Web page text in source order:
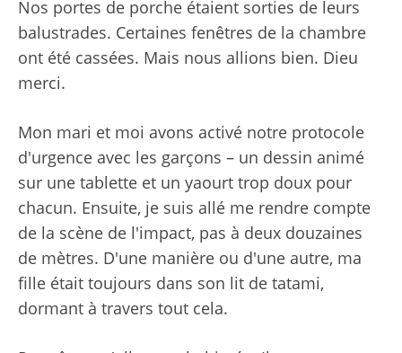
Nos portes de porche étaient sorties de leurs
balustrades. Certaines fenêtres de la chambre
ont été cassées. Mais nous allions bien. Dieu
merci.
Mon mari et moi avons activé notre protocole
d'urgence avec les garçons – un dessin animé
sur une tablette et un yaourt trop doux pour
chacun. Ensuite, je suis allé me ​​rendre compte
de la scène de l'impact, pas à deux douzaines
de mètres. D'une manière ou d'une autre, ma
fille était toujours dans son lit de tatami,
dormant à travers tout cela.